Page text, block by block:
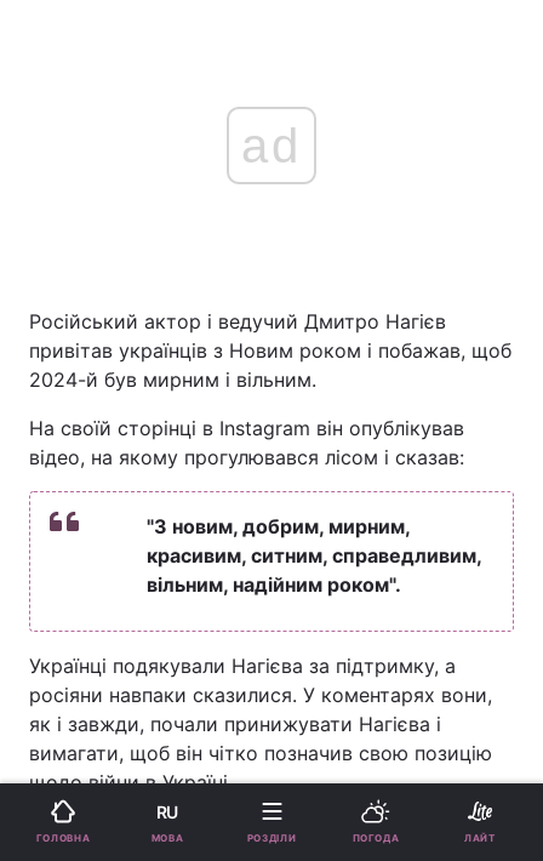
ad
Російський актор і ведучий Дмитро Нагієв
привітав українців з Новим роком і побажав, щоб
2024-й був мирним і вільним.
На своїй сторінці в Instagram він опублікував
відео, на якому прогулювався лісом і сказав:
"З новим, добрим, мирним,
красивим, ситним, справедливим,
вільним, надійним роком".
Українці подякували Нагієва за підтримку, а
росіяни навпаки сказилися. У коментарях вони,
як і завжди, почали принижувати Нагієва і
вимагати, щоб він чітко позначив свою позицію
щодо війни в Україні.
Що пишуть росіяни
ГОЛОВНА
RU
МОВА РОЗДІЛИ ПОГОДА ЛАЙТ